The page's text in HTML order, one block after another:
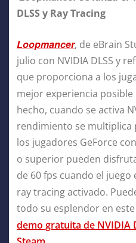
DLSS y Ray Tracing
Loopmancer, de eBrain
julio con NVIDIA DLSS y
que proporciona a los
mejor experiencia posible
hecho, cuando se activa
rendimiento se multiplica
los jugadores GeForce
o superior pueden
de 60 fps cuando el juego
ray tracing activado.
todo su esplendor en este
demo gratuita de NVIDIA